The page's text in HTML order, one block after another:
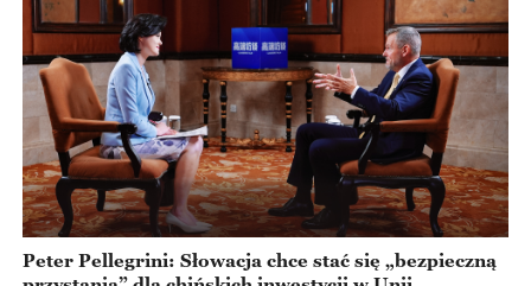
Peter Pellegrini: Słowacja chce stać się „bezpieczną